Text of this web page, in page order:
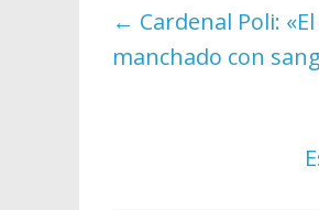
← Cardenal Poli:
manchado con